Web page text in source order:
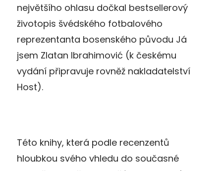
největšího ohlasu dočkal bestsellerový
životopis švédského fotbalového
reprezentanta bosenského původu Já
jsem Zlatan Ibrahimović (k českému
vydání připravuje rovněž nakladatelství
Host).
Této knihy, která podle recenzentů
hloubkou svého vhledu do současné